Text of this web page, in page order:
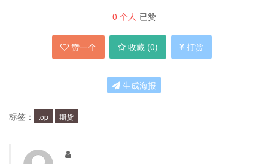
货、平安期货、中金期货、国投安信期货、西南期
货、海航期货。
这些公司的排名依据是什么？
这些公司的排名依据是综合实力指标，包括公司资
方面的评估。
0 个人 已赞
赞一个 收藏 (0) 打赏
生成海报
标签： top 期货